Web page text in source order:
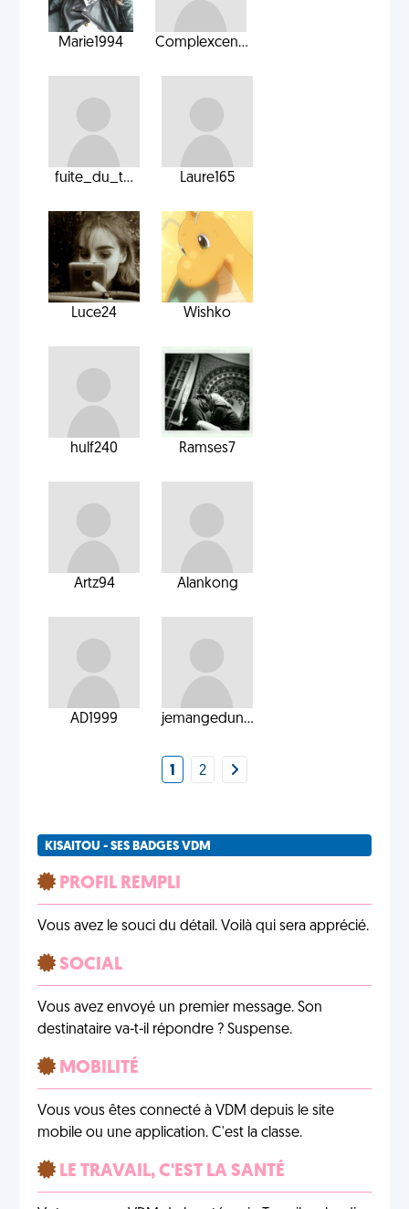
Marie1994 Complexcen...
fuite_du_t... Laure165
Luce24 Wishko
hulf240 Ramses7
Artz94 Alankong
AD1999 jemangedun...
1 2
KISAITOU - SES BADGES VDM
PROFIL REMPLI
Vous avez le souci du détail. Voilà qui sera apprécié.
SOCIAL
Vous avez envoyé un premier message. Son
destinataire va-t-il répondre ? Suspense.
MOBILITÉ
Vous vous êtes connecté à VDM depuis le site
mobile ou une application. C'est la classe.
LE TRAVAIL, C'EST LA SANTÉ